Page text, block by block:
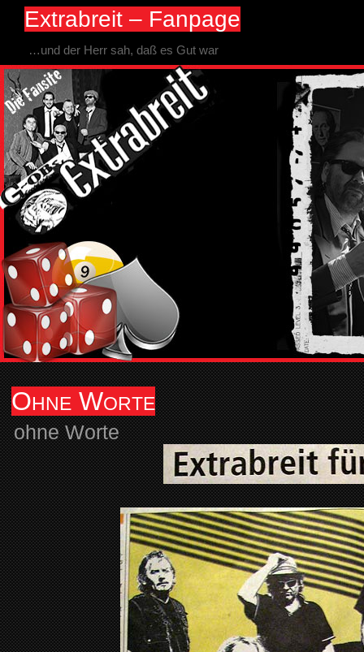
Extrabreit – Fanpage
…und der Herr sah, daß es Gut war
Ohne Worte
ohne Worte